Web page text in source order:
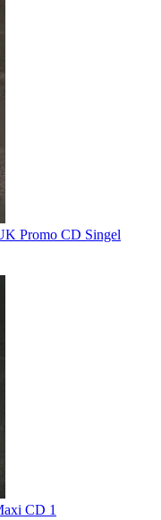
Promo CD Singel
CD 1